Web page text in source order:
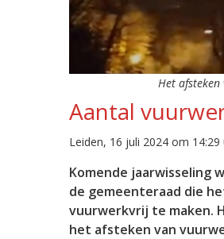
Het
Aantal
Leiden, 16 juli 2024 om
Komende jaarwisseling
de gemeenteraad die
vuurwerkvrij te maken.
het afsteken van